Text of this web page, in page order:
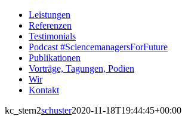
Leistungen
Referenzen
Testimonials
Podcast #SciencemanagersForFuture
Publikationen
Vorträge, Tagungen, Podien
Wir
Kontakt
kc_stern2schuster2020-11-18T19:44:45+00:00